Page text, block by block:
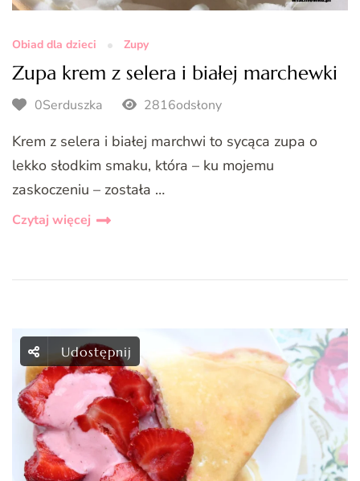
Obiad dla dzieci Zupy
Zupa krem z selera i białej marchewki
0Serduszka 2816odsłony
Krem z selera i białej marchwi to sycąca zupa o
lekko słodkim smaku, która – ku mojemu
zaskoczeniu – została …
Czytaj więcej
Udostępnij